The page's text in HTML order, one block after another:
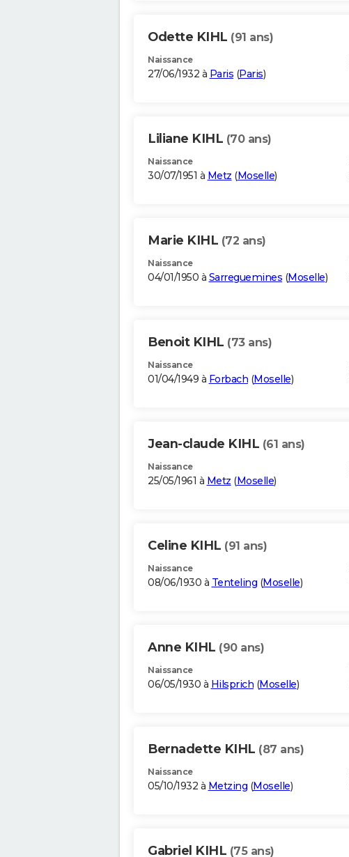
Odette KIHL (91 ans)
Naissance
27/06/1932 à Paris (Paris)
Liliane KIHL (70 ans)
Naissance
30/07/1951 à Metz (Moselle)
Marie KIHL (72 ans)
Naissance
04/01/1950 à Sarreguemines (Moselle)
Benoit KIHL (73 ans)
Naissance
01/04/1949 à Forbach (Moselle)
Jean-claude KIHL (61 ans)
Naissance
25/05/1961 à Metz (Moselle)
Celine KIHL (91 ans)
Naissance
08/06/1930 à Tenteling (Moselle)
Anne KIHL (90 ans)
Naissance
06/05/1930 à Hilsprich (Moselle)
Bernadette KIHL (87 ans)
Naissance
05/10/1932 à Metzing (Moselle)
Gabriel KIHL (75 ans)